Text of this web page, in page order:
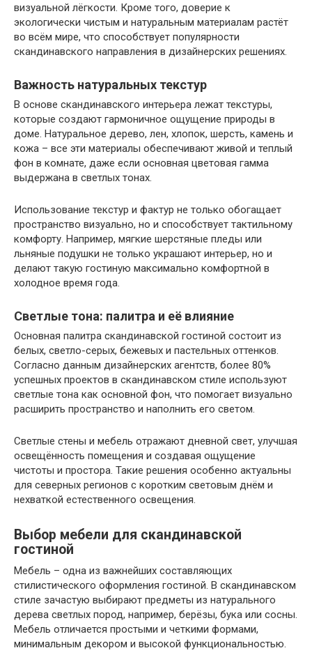
визуальной лёгкости. Кроме того, доверие к
экологически чистым и натуральным материалам растёт
во всём мире, что способствует популярности
скандинавского направления в дизайнерских решениях.
Важность натуральных текстур
В основе скандинавского интерьера лежат текстуры,
которые создают гармоничное ощущение природы в
доме. Натуральное дерево, лен, хлопок, шерсть, камень и
кожа – все эти материалы обеспечивают живой и теплый
фон в комнате, даже если основная цветовая гамма
выдержана в светлых тонах.
Использование текстур и фактур не только обогащает
пространство визуально, но и способствует тактильному
комфорту. Например, мягкие шерстяные пледы или
льняные подушки не только украшают интерьер, но и
делают такую гостиную максимально комфортной в
холодное время года.
Светлые тона: палитра и её влияние
Основная палитра скандинавской гостиной состоит из
белых, светло-серых, бежевых и пастельных оттенков.
Согласно данным дизайнерских агентств, более 80%
успешных проектов в скандинавском стиле используют
светлые тона как основной фон, что помогает визуально
расширить пространство и наполнить его светом.
Светлые стены и мебель отражают дневной свет, улучшая
освещённость помещения и создавая ощущение
чистоты и простора. Такие решения особенно актуальны
для северных регионов с коротким световым днём и
нехваткой естественного освещения.
Выбор мебели для скандинавской
гостиной
Мебель – одна из важнейших составляющих
стилистического оформления гостиной. В скандинавском
стиле зачастую выбирают предметы из натурального
дерева светлых пород, например, берёзы, бука или сосны.
Мебель отличается простыми и четкими формами,
минимальным декором и высокой функциональностью.